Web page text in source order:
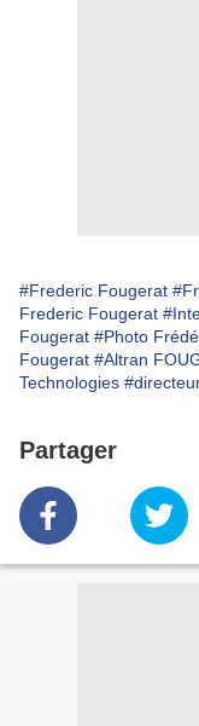
#Frederic Fougerat
Frederic Fougerat
Fougerat #Photo
Fougerat #Altran
Technologies
Partager